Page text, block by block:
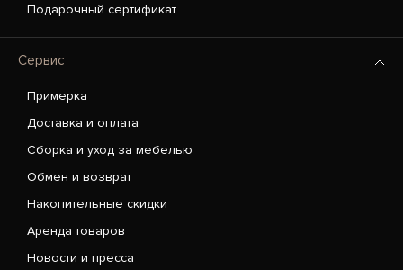
Подарочный сертификат
Сервис
Примерка
Доставка и оплата
Сборка и уход за мебелью
Обмен и возврат
Накопительные скидки
Аренда товаров
Новости и пресса